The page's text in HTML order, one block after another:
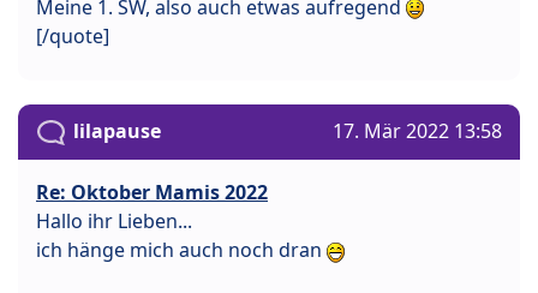
Meine 1. SW, also auch etwas aufregend
[/quote]
lilapause 17. Mär 2022 13:58
Re: Oktober Mamis 2022
Hallo ihr Lieben...
ich hänge mich auch noch dran